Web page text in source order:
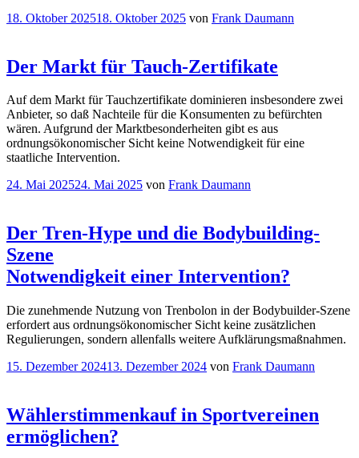
Veröffentlicht
18. Oktober 202518. Oktober 2025 von Frank Daumann
Der Markt für Tauch-Zertifikate
Auf dem Markt für Tauchzertifikate dominieren insbesondere zwei
Anbieter, so daß Nachteile für die Konsumenten zu befürchten
wären. Aufgrund der Marktbesonderheiten gibt es aus
ordnungsökonomischer Sicht keine Notwendigkeit für eine
staatliche Intervention.
Veröffentlicht
24. Mai 202524. Mai 2025 von Frank Daumann
Der Tren-Hype und die Bodybuilding-
Szene
Notwendigkeit einer Intervention?
Die zunehmende Nutzung von Trenbolon in der Bodybuilder-Szene
erfordert aus ordnungsökonomischer Sicht keine zusätzlichen
Regulierungen, sondern allenfalls weitere Aufklärungsmaßnahmen.
Veröffentlicht
15. Dezember 202413. Dezember 2024 von Frank Daumann
Wählerstimmenkauf in Sportvereinen
ermöglichen?